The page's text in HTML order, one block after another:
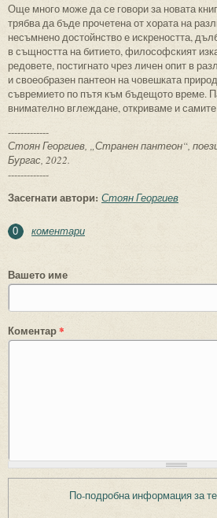
Още много може да се говори за новата
трябва да бъде прочетена от хората на
несъмнено достойнство е искреността,
в същността на битието, философският
редовете, постигнато чрез личен опит в
и своеобразен пантеон на човешката
съвремието по пътя към бъдещото време.
внимателно вглеждане, откриваме и
-------------
Стоян Георгиев, „Странен пантеон“,
Бургас, 2022.
-------------
Засегнати автори: Стоян Георгиев
0 коментари
Вашето име
Коментар*
По-подробна информация за